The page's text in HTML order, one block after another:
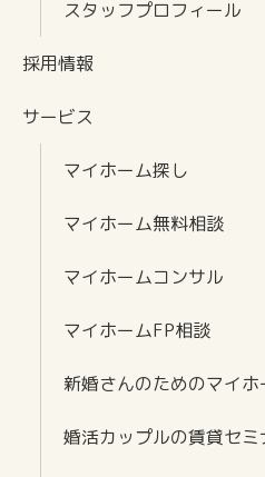
スタッフプロフィール
採用情報
サービス
マイホーム探し
マイホーム無料相談
マイホームコンサル
マイホームFP相談
新婚さんのためのマイホ
婚活カップルの賃貸セミ